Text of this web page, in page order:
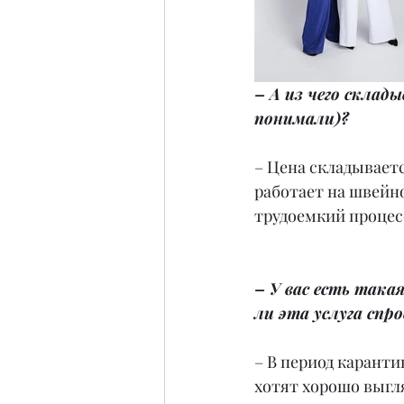
– А из чего
понимали)?
– Цена
работает на
трудоемкий
– У вас есть
ли эта услуга
– В период
хотят хорошо